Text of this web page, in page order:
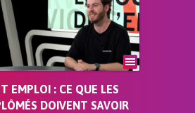
EMPLOI : CE QUE LES
DOIVENT SAVOIR